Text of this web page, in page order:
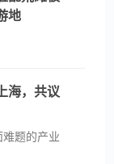
地
海，共议
题的产业